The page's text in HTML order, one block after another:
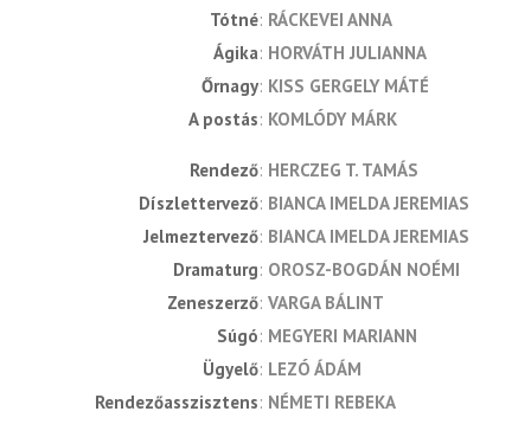
Tótné RÁCKEVEI ANNA
Ágika HORVÁTH JULIANNA
Őrnagy KISS GERGELY MÁTÉ
A postás KOMLÓDY MÁRK
rendező HERCZEG T. TAMÁS
díszlettervező BIANCA IMELDA JEREMIAS
jelmeztervező BIANCA IMELDA JEREMIAS
dramaturg OROSZ-BOGDÁN NOÉMI
zeneszerző VARGA BÁLINT
súgó MEGYERI MARIANN
ügyelő LEZÓ ÁDÁM
rendezőasszisztens NÉMETI REBEKA